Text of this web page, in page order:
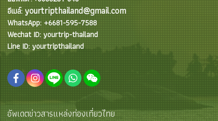
อีเมล์: yourtripthailand@gmail.com
WhatsApp: +6681-595-7588
Wechat ID: yourtrip-thailand
Line ID: yourtripthailand
อัพเดตข่าวสารแหล่งท่องเที่ยวไทย